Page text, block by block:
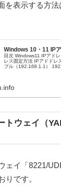
を表示する方
Windows 10・11 IP
目次 Windows11 IPアド
レス固定方法 IPアドドレ
プル（192.168.1.1）
トウェイ（
ェイ「8221/
りです。